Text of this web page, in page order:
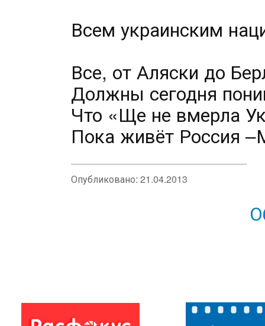
Всем украинским
Все, от Аляски до
Должны сегодня
Что «Ще не вмерла
Пока живёт Россия
Опубликовано: 21.04.2013